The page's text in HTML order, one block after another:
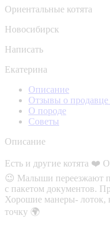
Ориентальные котята
Новосибирск
Написать
Екатерина
Описание
Отзывы о продавце
О породе
Советы
Описание
Есть и другие котята ❤️
😉 Малыши переезжают
с пакетом документов.
Хорошие манеры- лоток,
точку 🌍